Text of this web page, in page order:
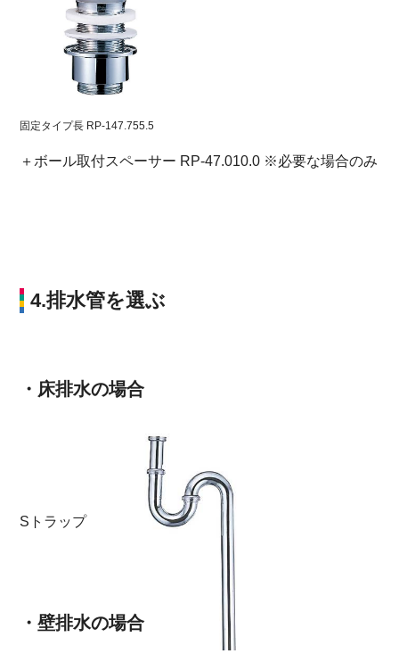
固定タイプ長 RP-147.755.5
＋ボール取付スペーサー RP-47.010.0 ※必要な場合のみ
4.排水管を選ぶ
・床排水の場合
Sトラップ
・壁排水の場合